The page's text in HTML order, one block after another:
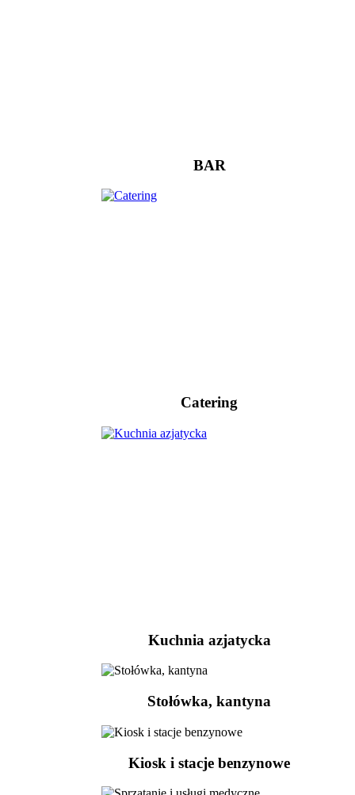
BAR
Catering
Kuchnia azjatycka
Stołówka, kantyna
Kiosk i stacje benzynowe